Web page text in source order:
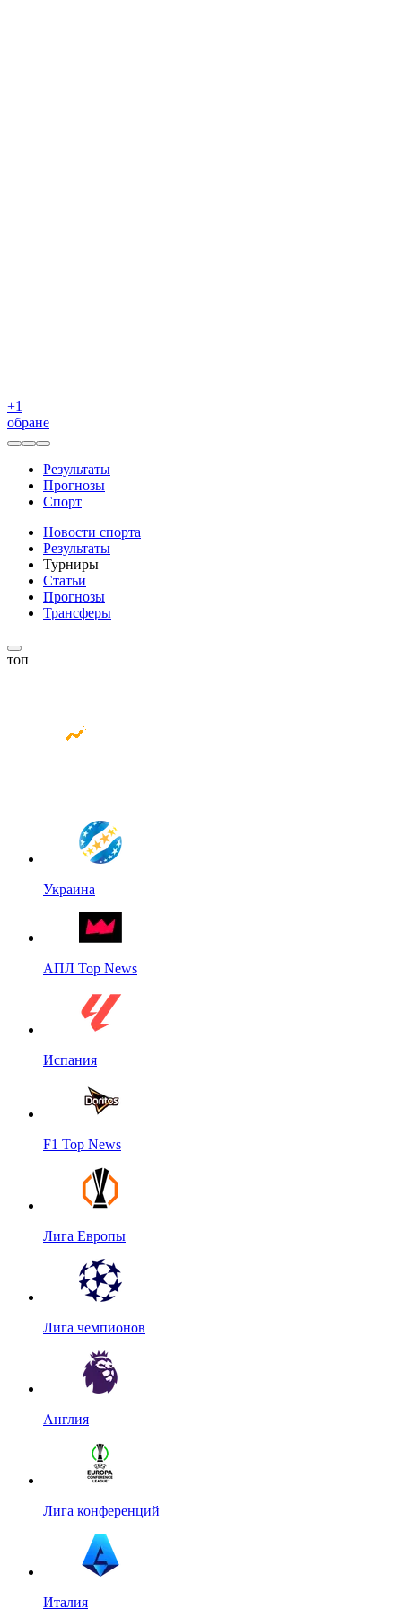
+1
обране
Результаты
Прогнозы
Спорт
Новости спорта
Результаты
Турниры
Статьи
Прогнозы
Трансферы
топ
Украина
АПЛ Top News
Испания
F1 Top News
Лига Европы
Лига чемпионов
Англия
Лига конференций
Италия